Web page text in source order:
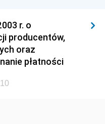
1921
1918
r. o
producentów,
oraz
płatności